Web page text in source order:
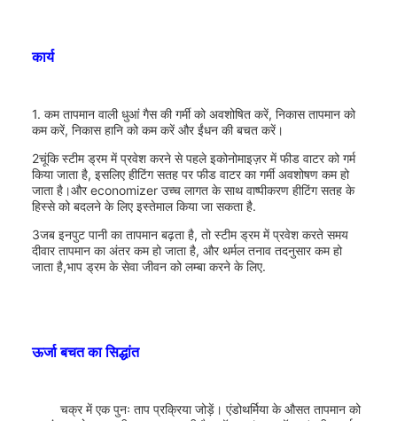
कार्य
1. कम तापमान वाली धुआं गैस की गर्मी को अवशोषित करें, निकास तापमान को
कम करें, निकास हानि को कम करें और ईंधन की बचत करें।
2चूंकि स्टीम ड्रम में प्रवेश करने से पहले इकोनोमाइज़र में फीड वाटर को गर्म
किया जाता है, इसलिए हीटिंग सतह पर फीड वाटर का गर्मी अवशोषण कम हो
जाता है।और economizer उच्च लागत के साथ वाष्पीकरण हीटिंग सतह के
हिस्से को बदलने के लिए इस्तेमाल किया जा सकता है.
3जब इनपुट पानी का तापमान बढ़ता है, तो स्टीम ड्रम में प्रवेश करते समय
दीवार तापमान का अंतर कम हो जाता है, और थर्मल तनाव तदनुसार कम हो
जाता है,भाप ड्रम के सेवा जीवन को लम्बा करने के लिए.
ऊर्जा बचत का सिद्धांत
चक्र में एक पुनः ताप प्रक्रिया जोड़ें। एंडोथर्मिया के औसत तापमान को